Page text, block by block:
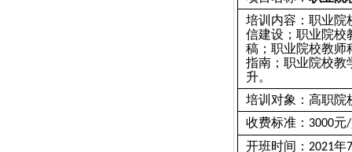
培训内容 ： 职业院
信建设；职业院校
稿；职业院校教师
指南；职业院校教
升。
培训对象：高职院
收费标准： 3000元/
开班时间： 2021年7